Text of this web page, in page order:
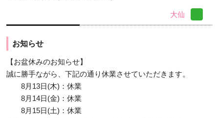
大仙
お知らせ
【お盆休みのお知らせ】
誠に勝手ながら、下記の通り休業させていただきます。
8月13日(木)：休業
8月14日(金)：休業
8月15日(土)：休業